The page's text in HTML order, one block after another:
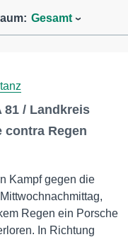
Gesamt
81 / Landkreis
contra Regen
Kampf gegen die
Regen ein Porsche
In Richtung